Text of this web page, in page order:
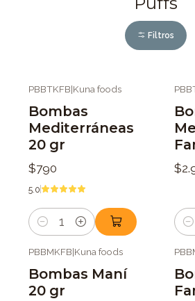
Filtros
PBBTKFB|Kuna foods
Bombas
Mediterráneas
20 gr
$790
5.0
Cantidad
PBBMKFB|Kuna foods
Bombas Maní
20 gr